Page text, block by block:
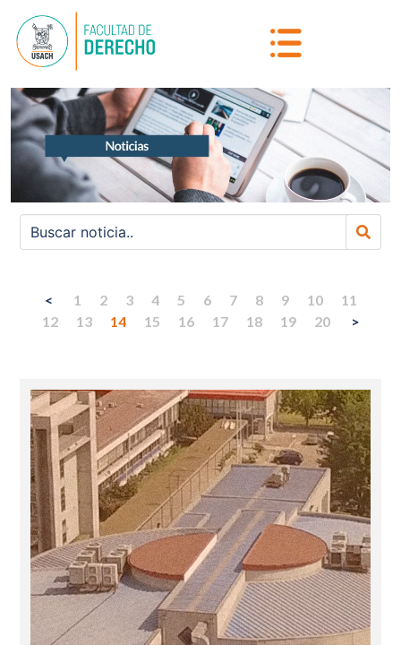
< 1 2 3 4 5 6 7 8 9 10
11
12
13 14 15 16 17 18 19 20 >